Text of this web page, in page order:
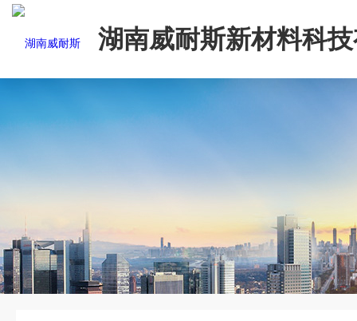
湖南威耐斯新材料科
司